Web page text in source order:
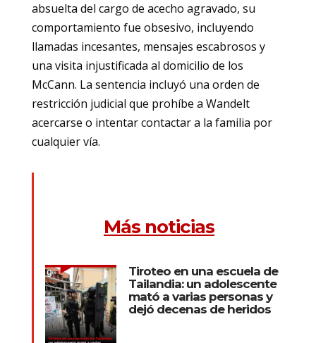
absuelta del cargo de acecho agravado, su
comportamiento fue obsesivo, incluyendo
llamadas incesantes, mensajes escabrosos y
una visita injustificada al domicilio de los
McCann. La sentencia incluyó una orden de
restricción judicial que prohíbe a Wandelt
acercarse o intentar contactar a la familia por
cualquier vía.
Más noticias
Tiroteo en una escuela de
Tailandia: un adolescente
mató a varias personas y
dejó decenas de heridos